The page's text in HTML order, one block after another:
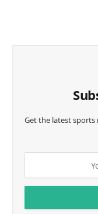
Get the latest